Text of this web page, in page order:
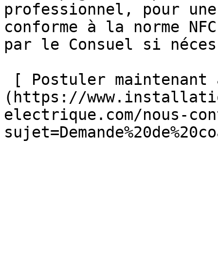
professionnel, pour
conforme à la norme
par le Consuel si
(https://
electrique.com/nous-